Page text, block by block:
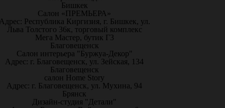
Бишкек
Салон «ПРЕМЬЕРА»
Республика Киргизия, г. Бишкек, ул.
Льва Толстого 36к, торговый комплекс
Мега Мастер, бутик Г3
Благовещенск
Салон интерьера "Буржуа-Декор"
Адрес: г. Благовещенск, ул. Зейская, 134
Благовещенск
салон Home Story
Адрес: г. Благовещенск, ул. Мухина, 94
Брянск
Дизайн-студия "Детали"